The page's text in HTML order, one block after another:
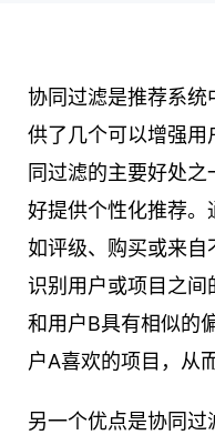
协同过滤是推荐系统
供了几个可以增强
同过滤的主要好处
好提供个性化推荐。
如评级、购买或来
识别用户或项目之
和用户B具有相似的
户A喜欢的项目，从
另一个优点是协同